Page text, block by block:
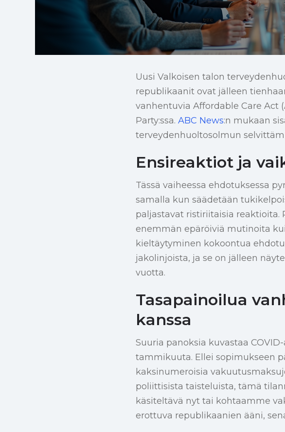
Uusi Valkoisen talon
republikaanit ovat jälleen
vanhentuvia Affordable Care Act
Party:ssa. ABC News:n mukaan
terveydenhuoltosolmun
Ensireaktiot ja
Tässä vaiheessa ehdotuksessa
samalla kun säädetään
paljastavat ristiriitaisia reaktioita.
enemmän epäröiviä mutinoita
kieltäytyminen kokoontua
jakolinjoista, ja se on jälleen
vuotta.
Tasapainoilua
kanssa
Suuria panoksia kuvastaa
tammikuuta. Ellei sopimukseen
kaksinumeroisia
poliittisista taisteluista, tämä
käsiteltävä nyt tai kohtaamme
erottuva republikaanien ääni,